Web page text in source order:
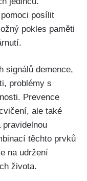
posílit
pokles paměti
signálů demence,
problémy s
Prevence
ale také
těchto prvků
na udržení
života.